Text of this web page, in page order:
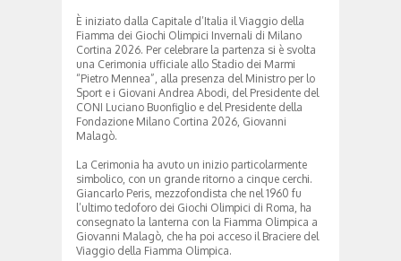
È iniziato dalla Capitale d’Italia il Viaggio della
Fiamma dei Giochi Olimpici Invernali di Milano
Cortina 2026. Per celebrare la partenza si è svolta
una Cerimonia ufficiale allo Stadio dei Marmi
“Pietro Mennea”, alla presenza del Ministro per lo
Sport e i Giovani Andrea Abodi, del Presidente del
CONI Luciano Buonfiglio e del Presidente della
Fondazione Milano Cortina 2026, Giovanni
Malagò.
La Cerimonia ha avuto un inizio particolarmente
simbolico, con un grande ritorno a cinque cerchi.
Giancarlo Peris, mezzofondista che nel 1960 fu
l’ultimo tedoforo dei Giochi Olimpici di Roma, ha
consegnato la lanterna con la Fiamma Olimpica a
Giovanni Malagò, che ha poi acceso il Braciere del
Viaggio della Fiamma Olimpica.